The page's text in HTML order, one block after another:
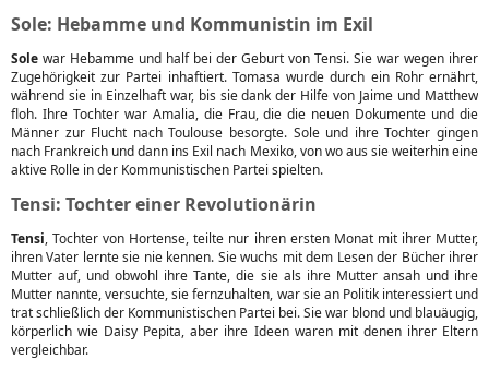
Sole: Hebamme und Kommunistin im Exil
Sole war Hebamme und half bei der Geburt von Tensi. Sie war wegen ihrer
Zugehörigkeit zur Partei inhaftiert. Tomasa wurde durch ein Rohr ernährt,
während sie in Einzelhaft war, bis sie dank der Hilfe von Jaime und Matthew
floh. Ihre Tochter war Amalia, die Frau, die die neuen Dokumente und die
Männer zur Flucht nach Toulouse besorgte. Sole und ihre Tochter gingen
nach Frankreich und dann ins Exil nach Mexiko, von wo aus sie weiterhin eine
aktive Rolle in der Kommunistischen Partei spielten.
Tensi: Tochter einer Revolutionärin
Tensi, Tochter von Hortense, teilte nur ihren ersten Monat mit ihrer Mutter,
ihren Vater lernte sie nie kennen. Sie wuchs mit dem Lesen der Bücher ihrer
Mutter auf, und obwohl ihre Tante, die sie als ihre Mutter ansah und ihre
Mutter nannte, versuchte, sie fernzuhalten, war sie an Politik interessiert und
trat schließlich der Kommunistischen Partei bei. Sie war blond und blauäugig,
körperlich wie Daisy Pepita, aber ihre Ideen waren mit denen ihrer Eltern
vergleichbar.